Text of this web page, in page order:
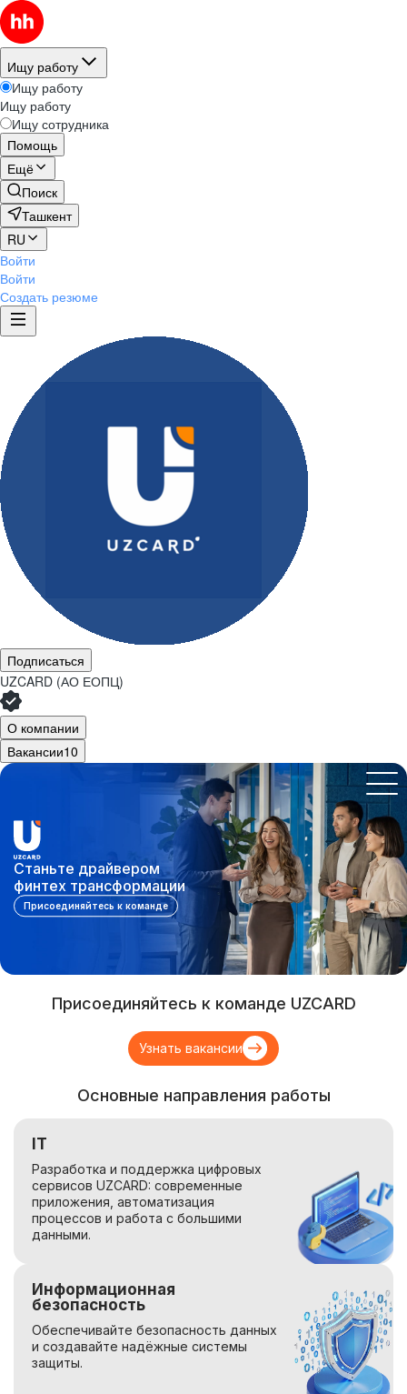
Ищу работу
Ищу работу
Ищу работу
Ищу сотрудника
Помощь
Ещё
Поиск
Ташкент
RU
Войти
Войти
Создать резюме
Подписаться
UZCARD (АО ЕОПЦ)
О компании
Вакансии10
Станьте драйвером
финтех трансформации
Присоединяйтесь к команде
Присоединяйтесь к команде UZCARD
Узнать вакансии
Основные направления работы
IT
Разработка и поддержка цифровых
сервисов UZCARD: современные
приложения, автоматизация
процессов и работа с большими
данными.
Информационная
безопасность
Обеспечивайте безопасность данных
и создавайте надёжные системы
защиты.